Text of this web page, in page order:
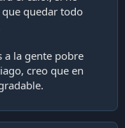
quedar todo
a la gente pobre
creo que en